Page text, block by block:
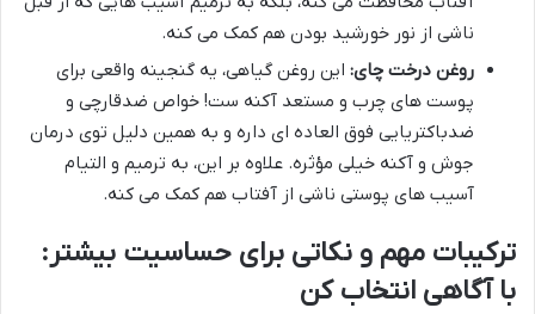
ناشی از نور خورشید بودن هم کمک می کنه.
روغن درخت چای: این روغن گیاهی، یه گنجینه واقعی برای
پوست های چرب و مستعد آکنه ست! خواص ضدقارچی و
ضدباکتریایی فوق العاده ای داره و به همین دلیل توی درمان
جوش و آکنه خیلی مؤثره. علاوه بر این، به ترمیم و التیام
آسیب های پوستی ناشی از آفتاب هم کمک می کنه.
ترکیبات مهم و نکاتی برای حساسیت بیشتر:
با آگاهی انتخاب کن